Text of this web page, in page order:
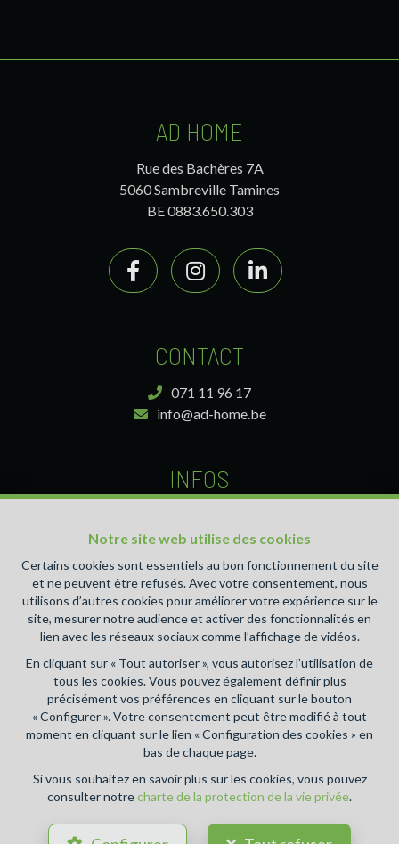
Notre site web utilise des cookies
Certains cookies sont essentiels au bon fonctionnement du site
et ne peuvent être refusés. Avec votre consentement, nous
utilisons d’autres cookies pour améliorer votre expérience sur le
site, mesurer notre audience et activer des fonctionnalités en
lien avec les réseaux sociaux comme l’affichage de vidéos.
En cliquant sur « Tout autoriser », vous autorisez l’utilisation de
tous les cookies. Vous pouvez également définir plus
précisément vos préférences en cliquant sur le bouton
« Configurer ». Votre consentement peut être modifié à tout
moment en cliquant sur le lien « Configuration des cookies » en
bas de chaque page.
Si vous souhaitez en savoir plus sur les cookies, vous pouvez
consulter notrecharte de la protection de la vie privée.
AD HOME
Rue des Bachères 7A
5060 Sambreville Tamines
BE 0883.650.303
CONTACT
071 11 96 17
info@ad-home.be
INFOS
510.426 et 511.049 en Belgique- Instance de contrôle:
Institut professionnel des agents immobiliers, rue du
Luxembourg 16B, 1000 Bruxelles (+32 2 505 38 50 -
info@ipi.be) - Soumis aucode déontologique de l’ IPI
RC professionnelle et cautionnement via AXA Belgium SA,
Place du Trône 1, 1000 Bruxelles – police n° 730.390.160.
Couverture valable pour les activités réalisées en Belgique
Accueil-A vendre-A louer-A propos -Estimation
Blog-Contact
Charte de la protection de la vie privée
Configuration des cookies